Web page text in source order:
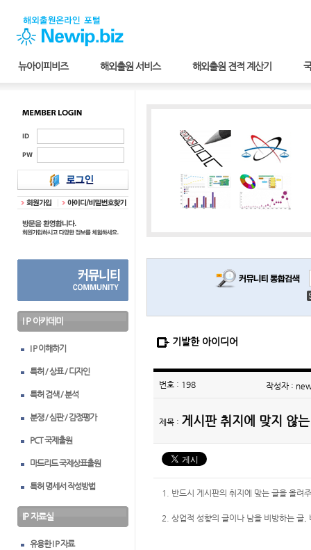
뉴아이피비즈 해외출원 서비스 해외출원 견적 계산기
I P 아카데미
I P 이해하기
특허 / 상표 / 디자인
특허 검색 / 분석
분쟁 / 심판 / 감정평가
PCT 국제출원
마드리드 국제상표출원
특허 명세서 작성방법
IP 자료실
유용한 I P 자료
기발한 아이디어
번호 : 198 작성자 :
제목 : 게시판 취지에 맞지 않
1. 반드시 게시판의 취지에 맞는 글을 올려
2. 상업적 성향의 글이나 남을 비방하는 글